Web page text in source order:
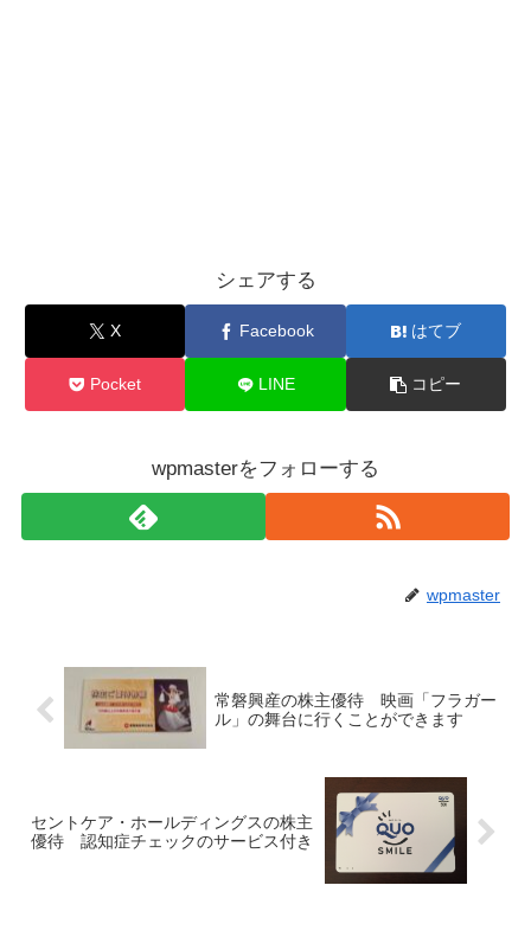
シェアする
X Facebook はてブ
Pocket LINE コピー
wpmasterをフォローする
wpmaster
常磐興産の株主優待 映画「フラガー
ル」の舞台に行くことができます
セントケア・ホールディングスの株主
優待 認知症チェックのサービス付き